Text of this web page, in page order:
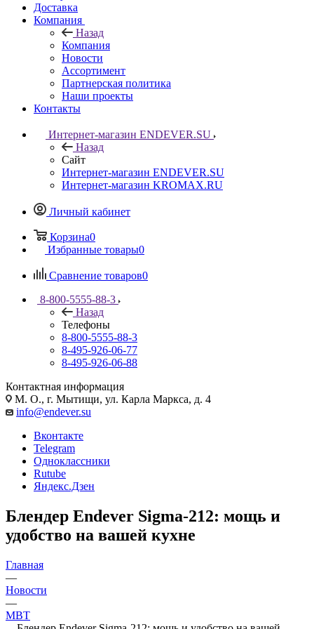
Доставка
Компания
Назад
Компания
Новости
Ассортимент
Партнерская политика
Наши проекты
Контакты
Интернет-магазин ENDEVER.SU
Назад
Сайт
Интернет-магазин ENDEVER.SU
Интернет-магазин KROMAX.RU
Личный кабинет
Корзина0
Избранные товары0
Сравнение товаров0
8-800-5555-88-3
Назад
Телефоны
8-800-5555-88-3
8-495-926-06-77
8-495-926-06-88
Контактная информация
М. О., г. Мытищи, ул. Карла Маркса, д. 4
info@endever.su
Вконтакте
Telegram
Одноклассники
Rutube
Яндекс.Дзен
Блендер Endever Sigma-212: мощь и
удобство на вашей кухне
Главная
—
Новости
—
MBT